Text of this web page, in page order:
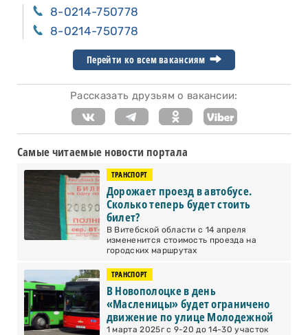
8-0214-750778
8-0214-750778
Перейти ко всем вакансиям
Рассказать друзьям о вакансии:
Самые читаемые новости портала
ТРАНСПОРТ
Дорожает проезд в автобусе.
Сколько теперь будет стоить
билет?
В Витебской области с 14 апреля
измененится стоимость проезда на
городских маршрутах
ТРАНСПОРТ
В Новополоцке в день
«Масленицы» будет ограничено
движение по улице Молодежной
1 марта 2025г с 9-20 до 14-30 участок